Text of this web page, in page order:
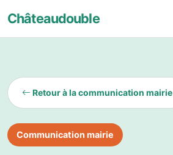
Châteaudouble
Retour à la communication mairie
Communication mairie